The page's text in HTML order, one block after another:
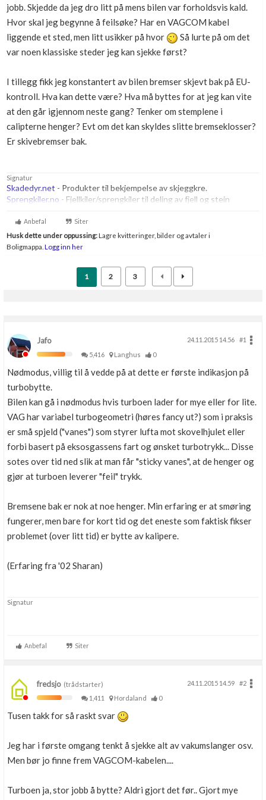
Boligmappa+
Få mer ut av Boligmappa
jobb. Skjedde da jeg dro litt på mens bilen var forholdsvis kald.
Hvor skal jeg begynne å feilsøke? Har en VAGCOM kabel
liggende et sted, men litt usikker på hvor
Så lurte på om det
var noen klassiske steder jeg kan sjekke først?
I tillegg fikk jeg konstantert av bilen bremser skjevt bak på EU-
kontroll. Hva kan dette være? Hva må byttes for at jeg kan vite
at den går igjennom neste gang? Tenker om stemplene i
calipterne henger? Evt om det kan skyldes slitte bremseklosser?
Er skivebremser bak.
Signatur
Skadedyr.net - Produkter til bekjempelse av skjeggkre.
Sprengkiler.no - Fjellkiler/sprengkiler til deling av fjell og stein
Anbefal Siter
Husk dette under oppussing:Lagre kvitteringer, bilder og avtaler i
Boligmappa. Logg inn her
1 2 3
Jafo 24.11.2015 14.56
#1
5,416
Langhus 0
Nødmodus, villig til å vedde på at dette er første indikasjon på
turbobytte.
Bilen kan gå i nødmodus hvis turboen lader for mye eller for lite.
VAG har variabel turbogeometri (høres fancy ut?) som i praksis
er små spjeld ("vanes") som styrer lufta mot skovelhjulet eller
forbi basert på eksosgassens fart og ønsket turbotrykk... Disse
sotes over tid ned slik at man får "sticky vanes", at de henger og
gjør at turboen leverer "feil" trykk.
Bremsene bak er nok at noe henger. Min erfaring er at smøring
fungerer, men bare for kort tid og det eneste som faktisk fikser
problemet (over litt tid) er bytte av kalipere.
(Erfaring fra '02 Sharan)
Signatur
Anbefal Siter
fredsjo (trådstarter) 24.11.2015 14.59
#2
1,411
Hordaland 0
Tusen takk for så raskt svar
Jeg har i første omgang tenkt å sjekke alt av vakumslanger osv.
Men bør jo finne frem VAGCOM-kabelen....
Turboen ja, stor jobb å bytte? Aldri gjort det før.. Gjort mye